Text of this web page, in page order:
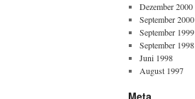
Dezember 2000
September 2000
September 1999
September 1998
Juni 1998
August 1997
Meta